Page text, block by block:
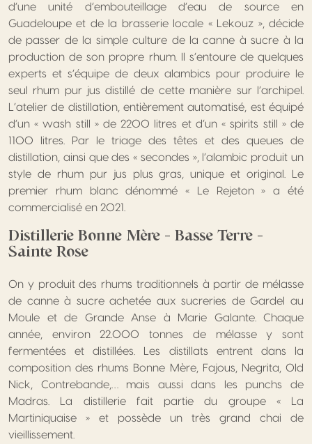
d’une unité d’embouteillage d’eau de source en
Guadeloupe et de la brasserie locale « Lekouz », décide
de passer de la simple culture de la canne à sucre à la
production de son propre rhum. Il s’entoure de quelques
experts et s’équipe de deux alambics pour produire le
seul rhum pur jus distillé de cette manière sur l’archipel.
L’atelier de distillation, entièrement automatisé, est équipé
d’un « wash still » de 2200 litres et d’un « spirits still » de
1100 litres. Par le triage des têtes et des queues de
distillation, ainsi que des « secondes », l’alambic produit un
style de rhum pur jus plus gras, unique et original. Le
premier rhum blanc dénommé « Le Rejeton » a été
commercialisé en 2021.
Distillerie Bonne Mère – Basse Terre –
Sainte Rose
On y produit des rhums traditionnels à partir de mélasse
de canne à sucre achetée aux sucreries de Gardel au
Moule et de Grande Anse à Marie Galante. Chaque
année, environ 22.000 tonnes de mélasse y sont
fermentées et distillées. Les distillats entrent dans la
composition des rhums Bonne Mère, Fajous, Negrita, Old
Nick, Contrebande,… mais aussi dans les punchs de
Madras. La distillerie fait partie du groupe « La
Martiniquaise » et possède un très grand chai de
vieillissement.